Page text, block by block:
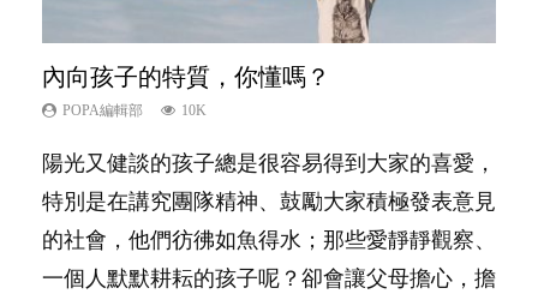
內向孩子的特質，你懂嗎？
POPA編輯部 10K
陽光又健談的孩子總是很容易得到大家的喜愛，
特別是在講究團隊精神、鼓勵大家積極發表意見
的社會，他們彷彿如魚得水；那些愛靜靜觀察、
一個人默默耕耘的孩子呢？卻會讓父母擔心，擔
夫妻必看！經營婚姻，沒捷徑
POPA編輯部 22.9K
你是不是也曾經以為只要跟相愛的人結婚，就自
然能走到白頭，但生了孩子卻發現事情不如你所
料？ 經營婚姻，不如我們想像的簡單，卻也不
是大家說得那麼難。一起來認識婚姻的真相！...
新手父母不用怕
POPA編輯部 16.3K
相信許多人初為人父母，由懷孕開始到孩子呱呱
落地，心中都有數之不盡的問題～這裡一次過集
合我們以往製作過的相關短片。 這段路讓我們
跟你同行～...
想孩子學好外語，點做好？
POPA編輯部 9.9K
有人話學多種語言越早開始越好，有人卻說一時
間太多語言，會令孩子感到混淆，到底誰是誰
非？聽聽專家怎樣說，解開語言學習的迷思～...
孩子能力天注定？
POPA編輯部 7.9K
很多父母都希望孩子係個「叻仔叻女」，學業別
太差，日常自理井井有條。這樣的孩子是萬中無
一，還是魚與熊掌，不能兼得？...